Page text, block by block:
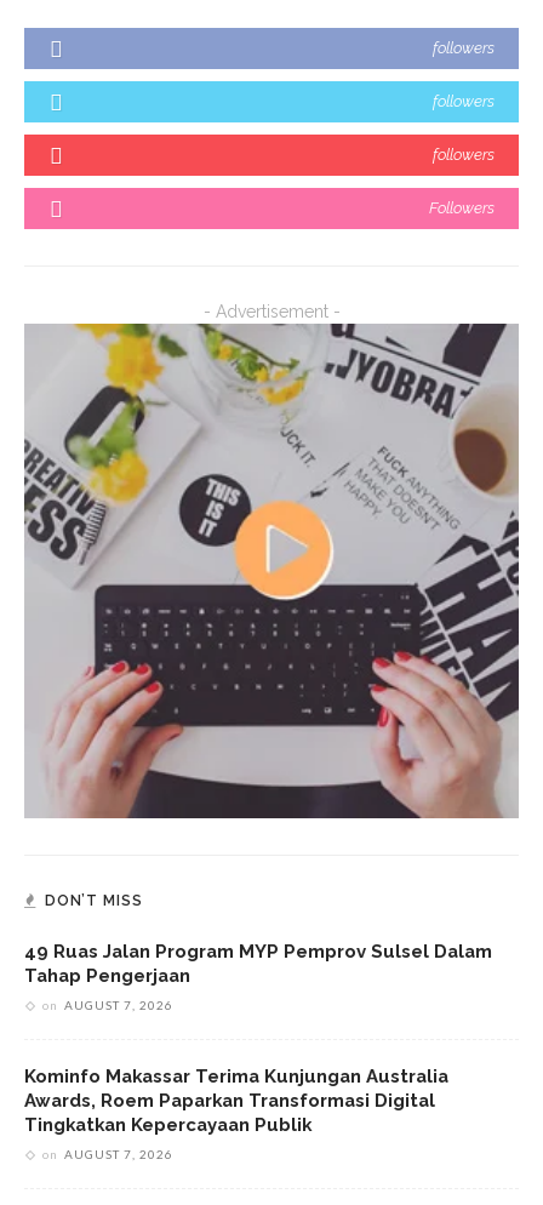
followers
followers
followers
Followers
- Advertisement -
DON’T MISS
49 Ruas Jalan Program MYP Pemprov Sulsel Dalam
Tahap Pengerjaan
on AUGUST 7, 2026
Kominfo Makassar Terima Kunjungan Australia
Awards, Roem Paparkan Transformasi Digital
Tingkatkan Kepercayaan Publik
on AUGUST 7, 2026